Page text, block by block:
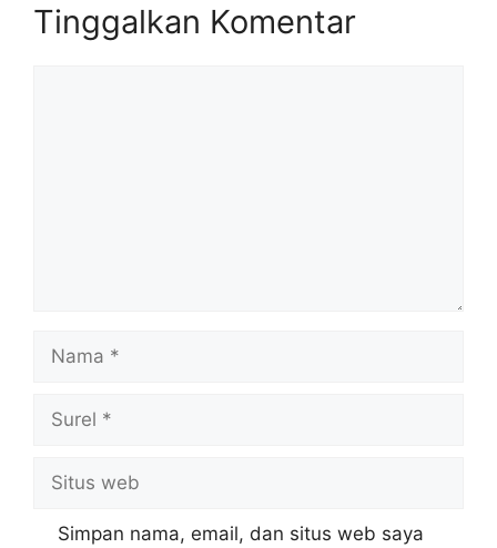
Tinggalkan Komentar
web
Simpan nama, email, dan situs web saya